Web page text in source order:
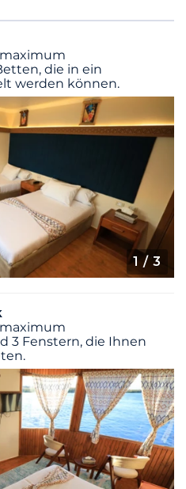
die in ein
werden können.
1 / 3
3 Fenstern, die Ihnen